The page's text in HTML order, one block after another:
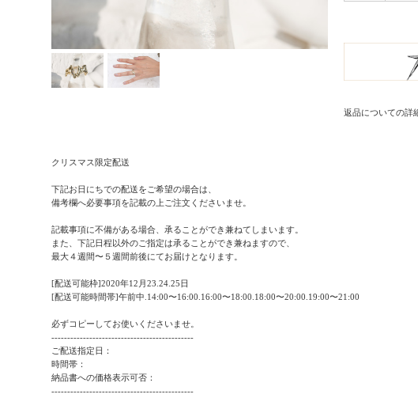
返品についての詳
クリスマス限定配送
下記お日にちでの配送をご希望の場合は、
備考欄へ必要事項を記載の上ご注文くださいませ。
記載事項に不備がある場合、承ることができ兼ねてしまいます。
また、下記日程以外のご指定は承ることができ兼ねますので、
最大４週間〜５週間前後にてお届けとなります。
[配送可能枠]2020年12月23.24.25日
[配送可能時間帯]午前中.14:00〜16:00.16:00〜18:00.18:00〜20:00.19:00〜21:00
必ずコピーしてお使いくださいませ。
---------------------------------------------
ご配送指定日：
時間帯：
納品書への価格表示可否：
---------------------------------------------